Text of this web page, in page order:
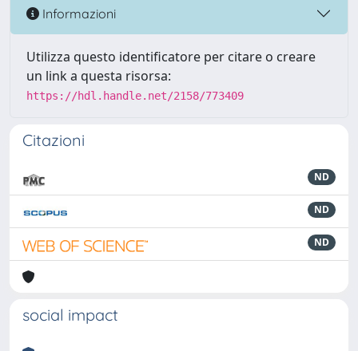
Informazioni
Utilizza questo identificatore per citare o creare
un link a questa risorsa:
https://hdl.handle.net/2158/773409
Citazioni
ND
ND
ND
social impact